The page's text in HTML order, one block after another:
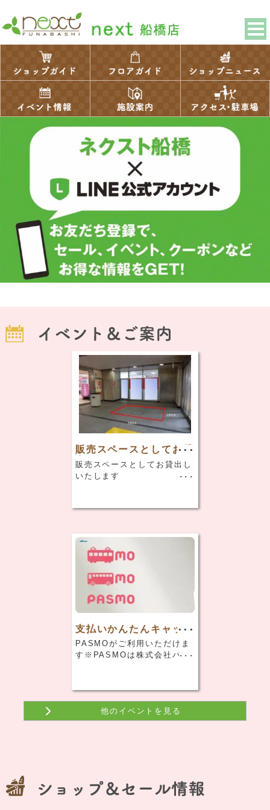
販売スペースとしてお貸
出しいたします
販売スペースとしてお貸出し
いたします
（高架下）商業施設風除室内
ズ 縦250㎝×横240㎝
◆お問合せ ☎047-
431-1560 …
支払いかんたんキャッシ
ュレス
PASMOがご利用いただけま
す※PASMOは株式会社パス
他のイベントを見る